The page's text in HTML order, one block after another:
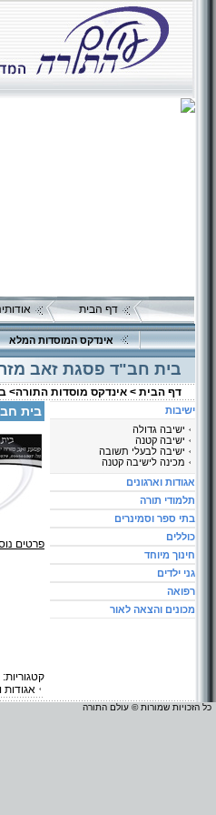
דף הבית
אינדקס המוסדות המלא
בית חב"ד פסגת זאב
דף הבית > אינדקס מוסדות התורה>
בית
פרטים
קטגוריות:
אגודות
ישיבות
ישיבה גדולה
ישיבה קטנה
ישיבה לבעלי תשובה
מכינה לישיבה קטנה
אגודות וארגונים
תלמודי תורה
בתי ספר וסמינרים
כוללים
חינוך מיוחד
גני ילדים
רפואה
מכונים והצאה לאור
כל הזכויות שמורות © עולם התורה